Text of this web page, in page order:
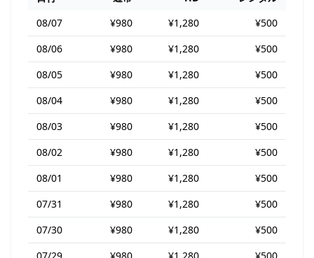
08/07
¥980 ¥1,280
¥500
08/06
¥980 ¥1,280
¥500
08/05
¥980 ¥1,280
¥500
08/04
¥980 ¥1,280
¥500
08/03
¥980 ¥1,280
¥500
08/02
¥980 ¥1,280
¥500
08/01
¥980 ¥1,280
¥500
07/31
¥980 ¥1,280
¥500
07/30
¥980 ¥1,280
¥500
07/29
¥980 ¥1,280 ¥500